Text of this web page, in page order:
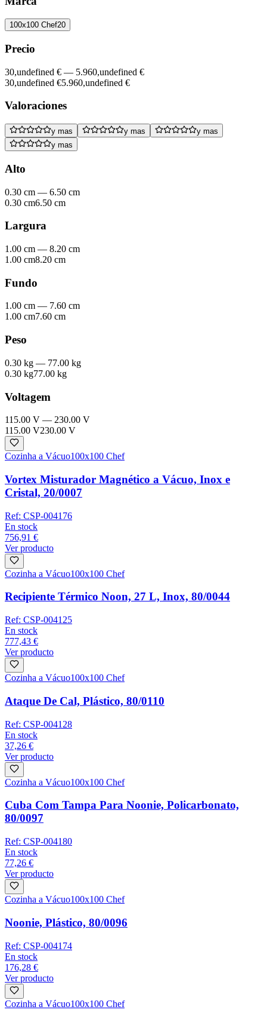
100x100 Chef20
Precio
30,undefined € — 5.960,undefined €
30,undefined €5.960,undefined €
Valoraciones
y mas y mas
y mas
y mas
Alto
0.30 cm — 6.50 cm
0.30 cm6.50 cm
Largura
1.00 cm — 8.20 cm
1.00 cm8.20 cm
Fundo
1.00 cm — 7.60 cm
1.00 cm7.60 cm
Peso
0.30 kg — 77.00 kg
0.30 kg77.00 kg
Voltagem
115.00 V — 230.00 V
115.00 V230.00 V
Cozinha a Vácuo100x100 Chef
Vortex Misturador Magnético a Vácuo, Inox e
Cristal, 20/0007
Ref: CSP-004176
En stock
756,91 €
Ver producto
Cozinha a Vácuo100x100 Chef
Recipiente Térmico Noon, 27 L, Inox, 80/0044
Ref: CSP-004125
En stock
777,43 €
Ver producto
Cozinha a Vácuo100x100 Chef
Ataque De Cal, Plástico, 80/0110
Ref: CSP-004128
En stock
37,26 €
Ver producto
Cozinha a Vácuo100x100 Chef
Cuba Com Tampa Para Noonie, Policarbonato,
80/0097
Ref: CSP-004180
En stock
77,26 €
Ver producto
Cozinha a Vácuo100x100 Chef
Noonie, Plástico, 80/0096
Ref: CSP-004174
En stock
176,28 €
Ver producto
Cozinha a Vácuo100x100 Chef